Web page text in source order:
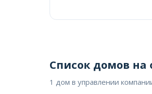
Список домов
1 дом в управлении